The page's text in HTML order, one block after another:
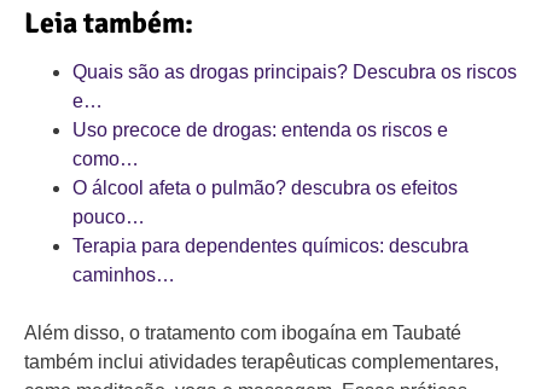
Leia também:
Quais são as drogas principais? Descubra os riscos
e…
Uso precoce de drogas: entenda os riscos e
como…
O álcool afeta o pulmão? descubra os efeitos
pouco…
Terapia para dependentes químicos: descubra
caminhos…
Além disso, o tratamento com ibogaína em Taubaté
também inclui atividades terapêuticas complementares,